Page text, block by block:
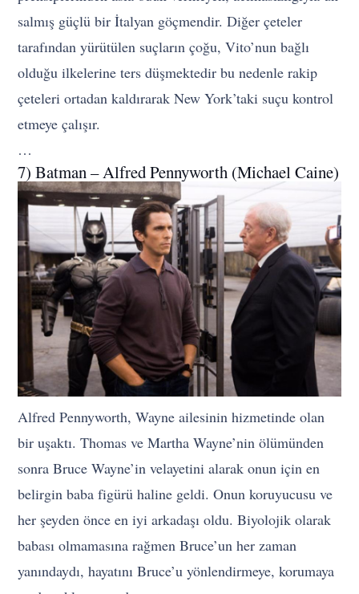
salmış güçlü bir İtalyan göçmendir. Diğer çeteler
tarafından yürütülen suçların çoğu, Vito’nun bağlı
olduğu ilkelerine ters düşmektedir bu nedenle rakip
çeteleri ortadan kaldırarak New York’taki suçu kontrol
etmeye çalışır.
…
7) Batman – Alfred Pennyworth (Michael Caine)
Alfred Pennyworth, Wayne ailesinin hizmetinde olan
bir uşaktı. Thomas ve Martha Wayne’nin ölümünden
sonra Bruce Wayne’in velayetini alarak onun için en
belirgin baba figürü haline geldi. Onun koruyucusu ve
her şeyden önce en iyi arkadaşı oldu. Biyolojik olarak
babası olmamasına rağmen Bruce’un her zaman
yanındaydı, hayatını Bruce’u yönlendirmeye, korumaya